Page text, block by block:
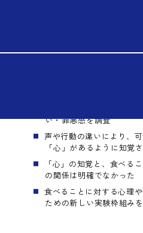
なる可食ロボッ
2026.06.24
い・罪悪感を調査
声や行動の違いにより、
「心」があるように知覚
「心」の知覚と、食べる
の関係は明確でなかった
食べることに対する心理
ための新しい実験枠組み